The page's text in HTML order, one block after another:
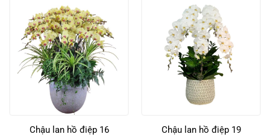
Chậu lan hồ điệp 16 Chậu lan hồ điệp 19